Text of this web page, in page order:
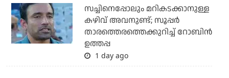
സച്ചിനെപ്പോലും മറികടക്കാനുള്ള
കഴിവ് അവനുണ്ട്; സൂപ്പര്‍
താരത്തെരത്തെക്കുറിച്ച് റോബിന്‍
ഉത്തപ്പ
1 day ago